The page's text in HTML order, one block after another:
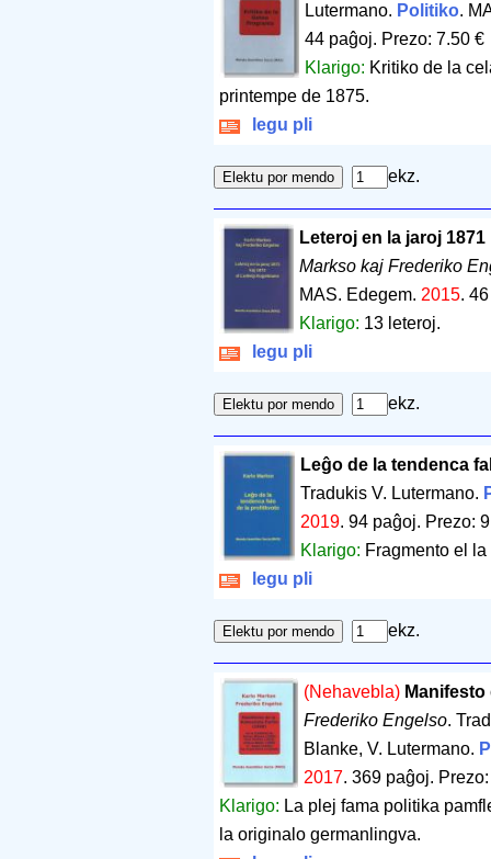
Lutermano. Politiko.
44 paĝoj. Prezo: 7.50 €
Klarigo: Kritiko de la
printempe de 1875.
legu pli
ekz.
Leteroj en la jaroj
Markso kaj Frederiko
MAS. Edegem. 2015.
Klarigo: 13 leteroj.
legu pli
ekz.
Leĝo de la tendenca
Tradukis V. Lutermano.
2019.94 paĝoj. Prezo:
Klarigo: Fragmento el
legu pli
ekz.
(Nehavebla)
Frederiko Engelso.
Blanke, V. Lutermano.
2017. 369 paĝoj.
Klarigo: La plej fama politika
la originalo germanlingva.